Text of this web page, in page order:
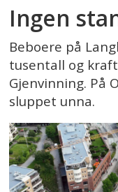
Ingen
Beboere på
tusentall og
Gjenvinning. På
sluppet unna.